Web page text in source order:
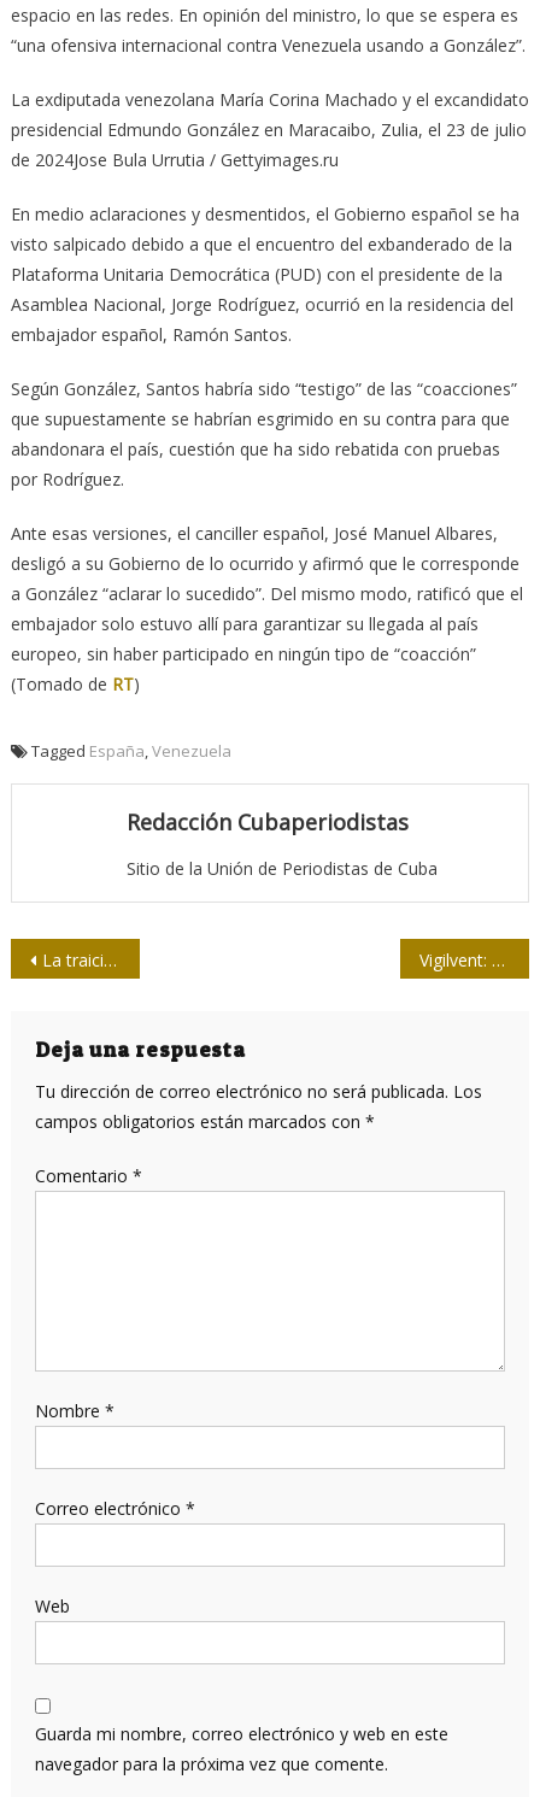
espacio en las redes. En opinión del ministro, lo que se espera es
“una ofensiva internacional contra Venezuela usando a González”.
La exdiputada venezolana María Corina Machado y el excandidato
presidencial Edmundo González en Maracaibo, Zulia, el 23 de julio
de 2024Jose Bula Urrutia / Gettyimages.ru
En medio aclaraciones y desmentidos, el Gobierno español se ha
visto salpicado debido a que el encuentro del exbanderado de la
Plataforma Unitaria Democrática (PUD) con el presidente de la
Asamblea Nacional, Jorge Rodríguez, ocurrió en la residencia del
embajador español, Ramón Santos.
Según González, Santos habría sido “testigo” de las “coacciones”
que supuestamente se habrían esgrimido en su contra para que
abandonara el país, cuestión que ha sido rebatida con pruebas
por Rodríguez.
Ante esas versiones, el canciller español, José Manuel Albares,
desligó a su Gobierno de lo ocurrido y afirmó que le corresponde
a González “aclarar lo sucedido”. Del mismo modo, ratificó que el
embajador solo estuvo allí para garantizar su llegada al país
europeo, sin haber participado en ningún tipo de “coacción”
(Tomado de RT)
Tagged España Venezuela
Redacción Cubaperiodistas
Sitio de la Unión de Periodistas de Cuba
Navegación
entradas
La traición de Edmundo González Vigilvent: novedoso tomógrafo de impedancia eléctrica desarrollado en Cuba
Deja una respuesta
Tu dirección de correo electrónico no será publicada. Los
campos obligatorios están marcados con *
Comentario *
Nombre *
Correo electrónico *
Web
Guarda mi nombre, correo electrónico y web en este
navegador para la próxima vez que comente.